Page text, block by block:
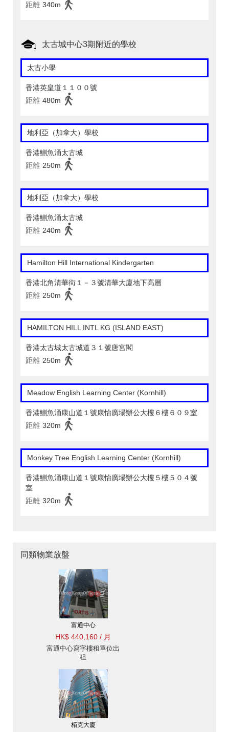
距離 340m
太古城中心3期附近的學校
太古小學
香港英皇道１１００號
距離 480m
地利亞（加拿大）學校
香港鰂魚涌太古城
距離 250m
地利亞（加拿大）學校
香港鰂魚涌太古城
距離 240m
Hamilton Hill International Kindergarten
香港北角清華街１－３號清華大廈地下高層
距離 250m
HAMILTON HILL INTL KG (ISLAND EAST)
香港太古城太古城道３１號唐宮閣
距離 250m
Meadow English Learning Center (Kornhill)
香港鰂魚涌康山道１號康怡廣場辦公大樓６樓６０９室
距離 320m
Monkey Tree English Learning Center (Kornhill)
香港鰂魚涌康山道１號康怡廣場辦公大樓５樓５０４號
室
距離 320m
同類物業放盤
富通中心
HK$ 440,160 / 月
富通中心寫字樓租單位出
租
栢克大廈